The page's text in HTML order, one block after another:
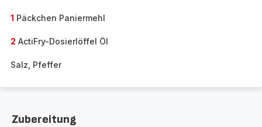
1 Päckchen Paniermehl
2 ActiFry-Dosierlöffel Öl
Salz, Pfeffer
Zubereitung